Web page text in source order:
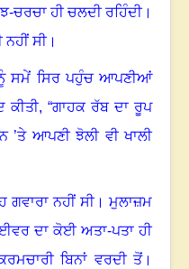
ਚਰਚਾ ਹੀ ਚਲਦੀ ਰਹਿੰਦੀ।
ਸੀ।
ਸਮੇਂ ਸਿਰ ਪਹੁੰਚ ਆਪਣੀਆਂ
ਕੀਤੀ, “ਗਾਹਕ ਰੱਬ ਦਾ ਰੂਪ
ਆਪਣੀ ਝੋਲੀ ਵੀ ਖਾਲੀ
ਨਹੀਂ ਸੀ।ਮੁਲਾਜ਼ਮ
ਦਾ ਕੋਈ ਅਤਾ-ਪਤਾ ਹੀ
ਬਿਨਾਂ ਵਰਦੀ ਤੋਂ।